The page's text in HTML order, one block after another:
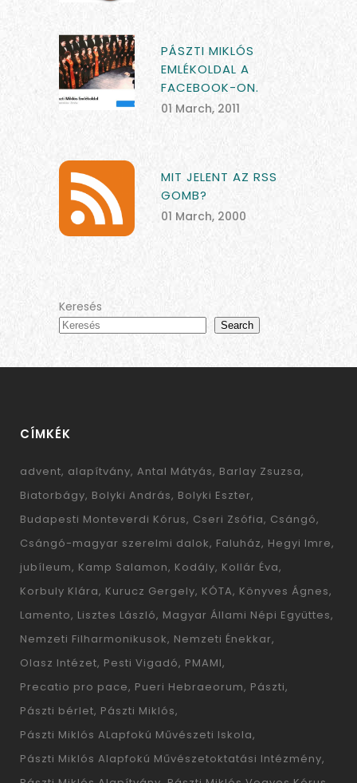
PÁSZTI MIKLÓS
EMLÉKOLDAL A
FACEBOOK-ON.
01 March, 2011
MIT JELENT AZ RSS
GOMB?
01 March, 2000
Keresés
Search
CÍMKÉK
advent alapítvány Antal Mátyás Barlay Zsuzsa
Biatorbágy Bolyki András Bolyki Eszter
Budapesti Monteverdi Kórus Cseri Zsófia Csángó
Csángó-magyar szerelmi dalok Faluház Hegyi Imre
jubíleum Kamp Salamon Kodály Kollár Éva
Korbuly Klára Kurucz Gergely KÓTA Könyves Ágnes
Lamento Lisztes László Magyar Állami Népi Együttes
Nemzeti Filharmonikusok Nemzeti Énekkar
Olasz Intézet Pesti Vigadó PMAMI
Precatio pro pace Pueri Hebraeorum Pászti
Pászti bérlet Pászti Miklós
Pászti Miklós ALapfokú Művészeti Iskola
Pászti Miklós Alapfokú Művészetoktatási Intézmény